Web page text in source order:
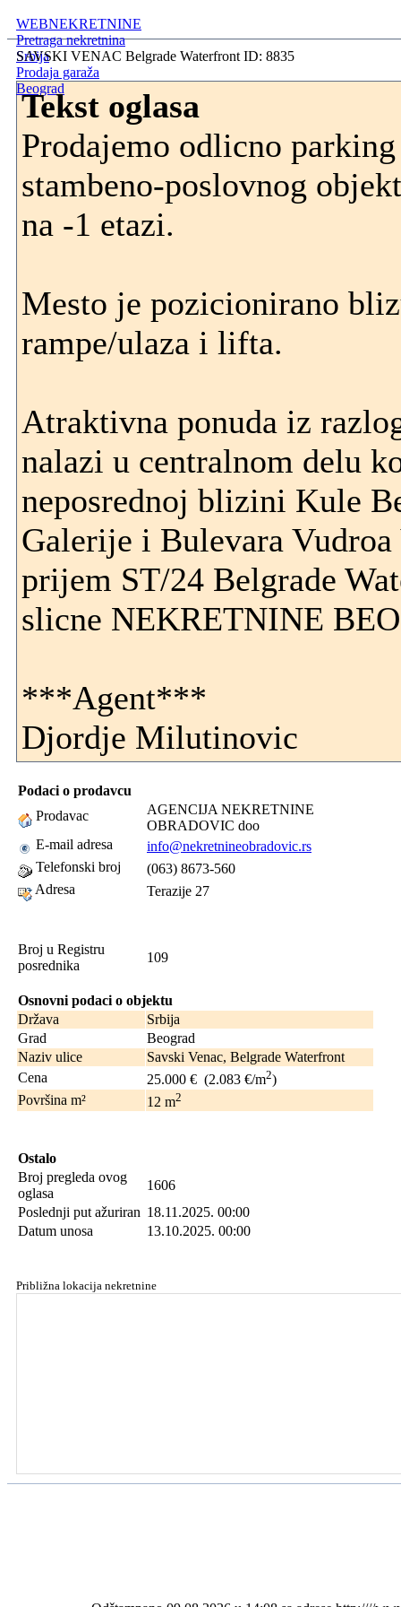
WEBNEKRETNINE
Pretraga nekretnina
Srbija
Prodaja garaža
Beograd
SAVSKI VENAC Belgrade Waterfront ID: 8835
Tekst oglasa
Prodajemo odlicno
stambeno-poslovnog
na -1 etazi.
Mesto je pozicionirano
rampe/ulaza i lifta.
Atraktivna ponuda iz
nalazi u centralnom delu
neposrednoj blizini Kule
Galerije i Bulevara
prijem ST/24 Belgrade
slicne NEKRETNINE
***Agent***
Djordje Milutinovic
Podaci o prodavcu
Prodavac
AGENCIJA NEKRETNINE
OBRADOVIC doo
E-mail adresa
info@nekretnineobradovic.rs
Telefonski broj
(063) 8673-560
Adresa
Terazije 27
Broj u Registru
posrednika
109
Osnovni podaci o objektu
Država
Srbija
Grad
Beograd
Naziv ulice
Savski Venac, Belgrade Waterfront
Cena
25.000 € (2.083 €/m2)
Površina m²
12 m2
Ostalo
Broj pregleda ovog
oglasa
1606
Poslednji put ažuriran 18.11.2025. 00:00
Datum unosa
13.10.2025. 00:00
Približna lokacija nekretnine